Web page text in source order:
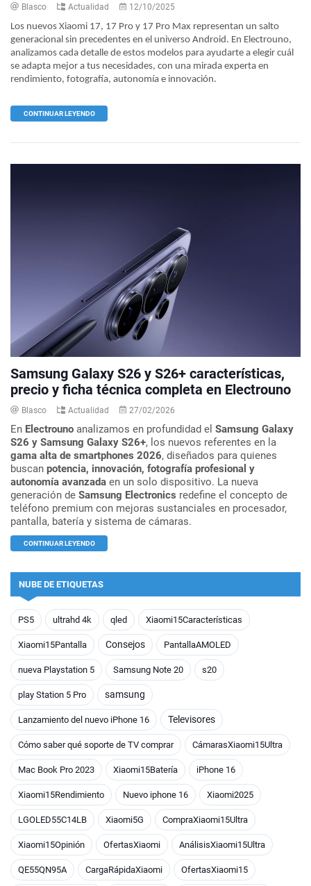
Blasco Actualidad 12/10/2025
Los nuevos Xiaomi 17, 17 Pro y 17 Pro Max representan un salto
generacional sin precedentes en el universo Android. En Electrouno,
analizamos cada detalle de estos modelos para ayudarte a elegir cuál
se adapta mejor a tus necesidades, con una mirada experta en
rendimiento, fotografía, autonomía e innovación.
CONTINUAR LEYENDO
Samsung Galaxy S26 y S26+ características,
precio y ficha técnica completa en Electrouno
Blasco Actualidad 27/02/2026
En Electrouno analizamos en profundidad el Samsung Galaxy
S26 y Samsung Galaxy S26+, los nuevos referentes en la
gama alta de smartphones 2026, diseñados para quienes
buscan potencia, innovación, fotografía profesional y
autonomía avanzada en un solo dispositivo. La nueva
generación de Samsung Electronics redefine el concepto de
teléfono premium con mejoras sustanciales en procesador,
pantalla, batería y sistema de cámaras.
CONTINUAR LEYENDO
NUBE DE ETIQUETAS
PS5 ultrahd 4k qled Xiaomi15Características
Xiaomi15Pantalla Consejos PantallaAMOLED
nueva Playstation 5 Samsung Note 20 s20
play Station 5 Pro samsung
Lanzamiento del nuevo iPhone 16 Televisores
Cómo saber qué soporte de TV comprar CámarasXiaomi15Ultra
Mac Book Pro 2023 Xiaomi15Batería iPhone 16
Xiaomi15Rendimiento Nuevo iphone 16 Xiaomi2025
LGOLED55C14LB Xiaomi5G CompraXiaomi15Ultra
Xiaomi15Opinión OfertasXiaomi AnálisisXiaomi15Ultra
QE55QN95A CargaRápidaXiaomi OfertasXiaomi15